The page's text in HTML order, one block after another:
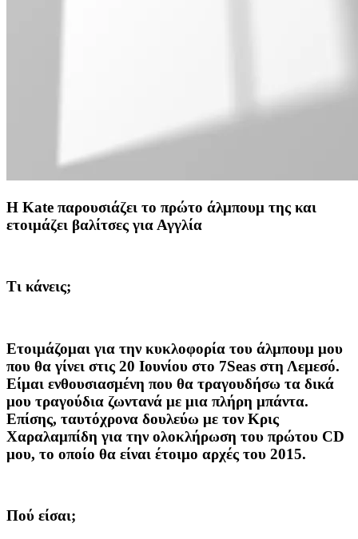
Η Kate παρουσιάζει το πρώτο άλμπουμ της και
ετοιμάζει βαλίτσες για Αγγλία
Τι κάνεις;
Ετοιμάζομαι για την κυκλοφορία του άλμπουμ μου
που θα γίνει στις 20 Ιουνίου στο 7Seas στη Λεμεσό.
Είμαι ενθουσιασμένη που θα τραγουδήσω τα δικά
μου τραγούδια ζωντανά με μια πλήρη μπάντα.
Επίσης, ταυτόχρονα δουλεύω με τον Κρις
Χαραλαμπίδη για την ολοκλήρωση του πρώτου CD
μου, το οποίο θα είναι έτοιμο αρχές του 2015.
Πού είσαι;